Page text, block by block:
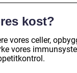
kost?
vores celler,
vores